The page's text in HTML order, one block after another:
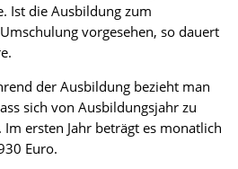
Ist die Ausbildung zum
vorgesehen, so dauert
der Ausbildung bezieht man
sich von Ausbildungsjahr zu
ersten Jahr beträgt es monatlich
Euro.